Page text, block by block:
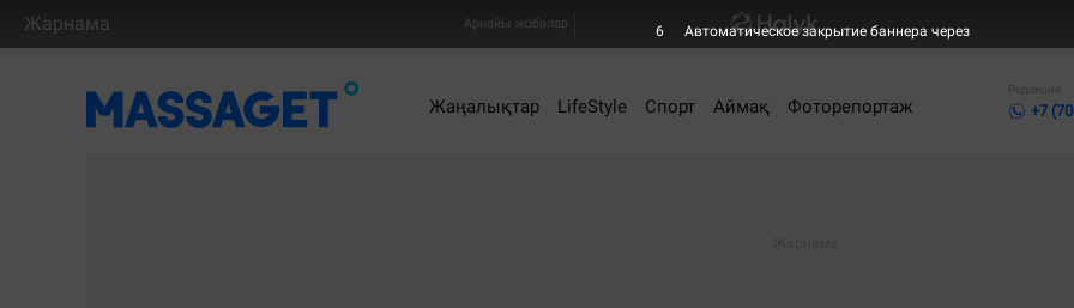
Жарнама Арнайы жобалар
Жаңалықтар LifeStyle Спорт Аймақ Фоторепортаж
Редакция
+7
5 Автоматическое закрытие баннера через